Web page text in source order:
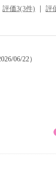
評価3(3件) 評
06/22）